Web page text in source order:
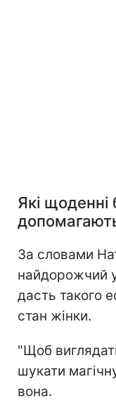
Які щоденні
За словами
найдорожчий у
дасть такого
стан жінки.
"Щоб
шукати
вона.